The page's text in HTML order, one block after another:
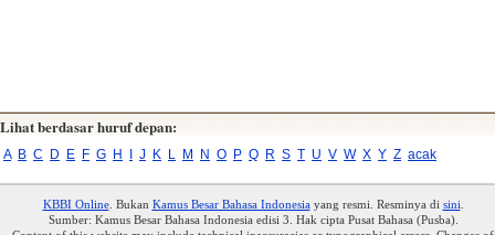
Lihat berdasar huruf depan:
A B C D E F G H J K L M N O P Q R S T U V W X Y Z acak
KBBI Online. Bukan Kamus Besar Bahasa Indonesiayang resmi. Resminya di sini.
Sumber: Kamus Besar Bahasa Indonesia edisi 3. Hak cipta Pusat Bahasa (Pusba).